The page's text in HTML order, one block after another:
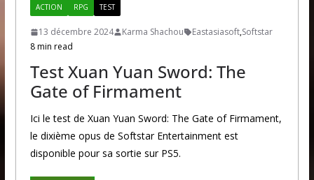
ACTION RPG TEST
13 décembre 2024 Karma Shachou Eastasiasoft,Softstar
8 min read
Test Xuan Yuan Sword: The
Gate of Firmament
Ici le test de Xuan Yuan Sword: The Gate of Firmament,
le dixième opus de Softstar Entertainment est
disponible pour sa sortie sur PS5.